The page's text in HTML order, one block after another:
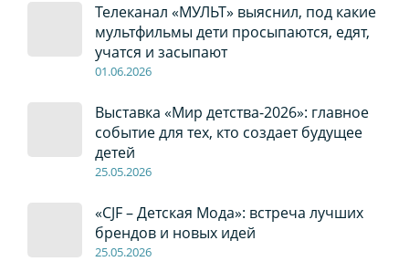
Телеканал «МУЛЬТ» выяснил, под какие
мультфильмы дети просыпаются, едят,
учатся и засыпают
01.06.2026
Выставка «Мир детства-2026»: главное
событие для тех, кто создает будущее
детей
25.05.2026
«CJF – Детская Мода»: встреча лучших
брендов и новых идей
25.05.2026